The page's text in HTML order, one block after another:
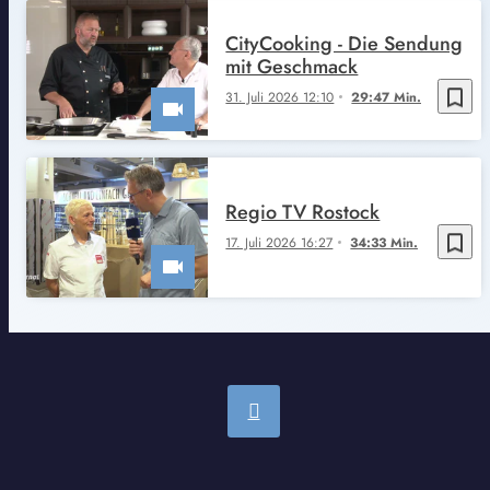
bookmark_border
31. Juli 2026 12:10 29:47 Min.
CityCooking - Die Sendung
mit Geschmack
bookmark_border
17. Juli 2026 16:27 34:33 Min.
Regio TV Rostock